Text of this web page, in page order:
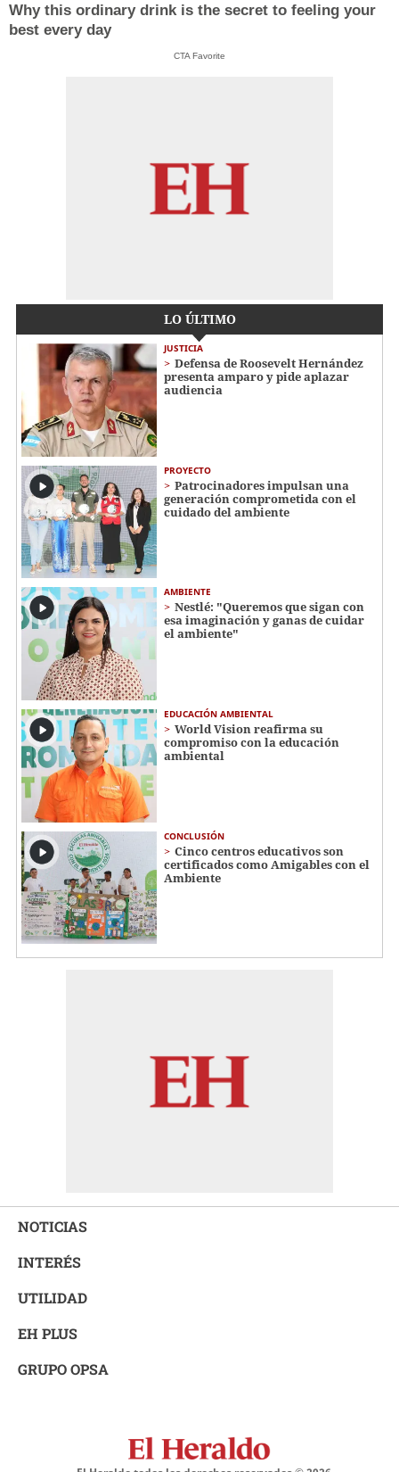
Why this ordinary drink is the secret to feeling your
best every day
CTA Favorite
LO ÚLTIMO
JUSTICIA
Defensa de Roosevelt Hernández
presenta amparo y pide aplazar
audiencia
PROYECTO
Patrocinadores impulsan una
generación comprometida con el
cuidado del ambiente
AMBIENTE
Nestlé: "Queremos que sigan con
esa imaginación y ganas de cuidar
el ambiente"
EDUCACIÓN AMBIENTAL
World Vision reafirma su
compromiso con la educación
ambiental
CONCLUSIÓN
Cinco centros educativos son
certificados como Amigables con el
Ambiente
NOTICIAS
INTERÉS
UTILIDAD
EH PLUS
GRUPO OPSA